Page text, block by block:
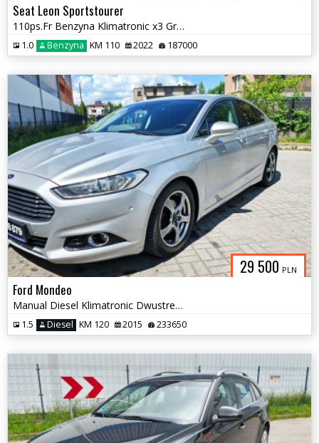
Seat Leon Sportstourer
110ps.Fr Benzyna Klimatronic x3 GrzaneFoteleKierownica Kam.Cofania2022
1.0 Benzyna KM 110 2022 187000
29 500 PLN
Ford Mondeo
Manual Diesel Klimatronic Dwustrefowy Grzane Fotele Serwis do Końca
1.5 Diesel KM 120 2015 233650